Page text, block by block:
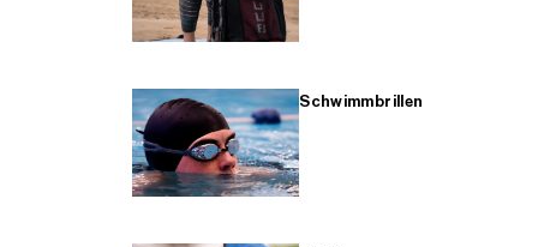
Schwimmbrillen